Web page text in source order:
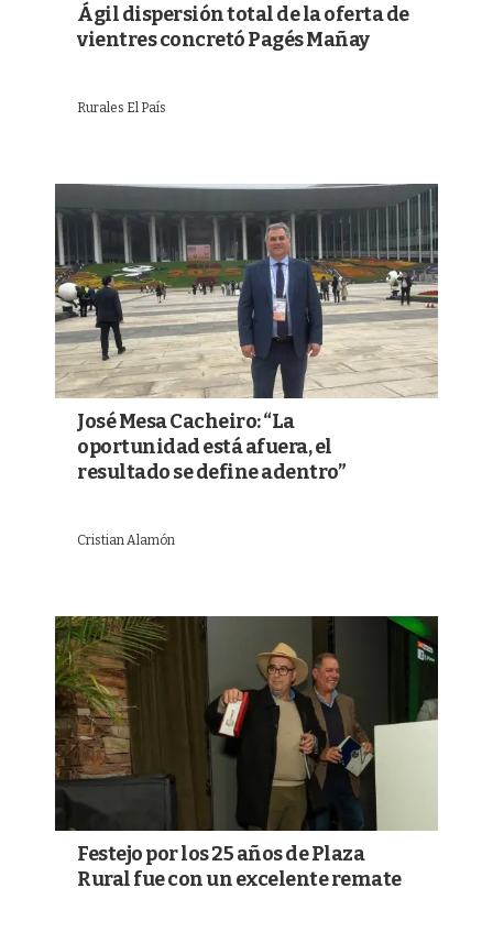
Ágil dispersión total de la oferta de
vientres concretó Pagés Mañay
Rurales El País
José Mesa Cacheiro: “La
oportunidad está afuera, el
resultado se define adentro”
Cristian Alamón
Festejo por los 25 años de Plaza
Rural fue con un excelente remate